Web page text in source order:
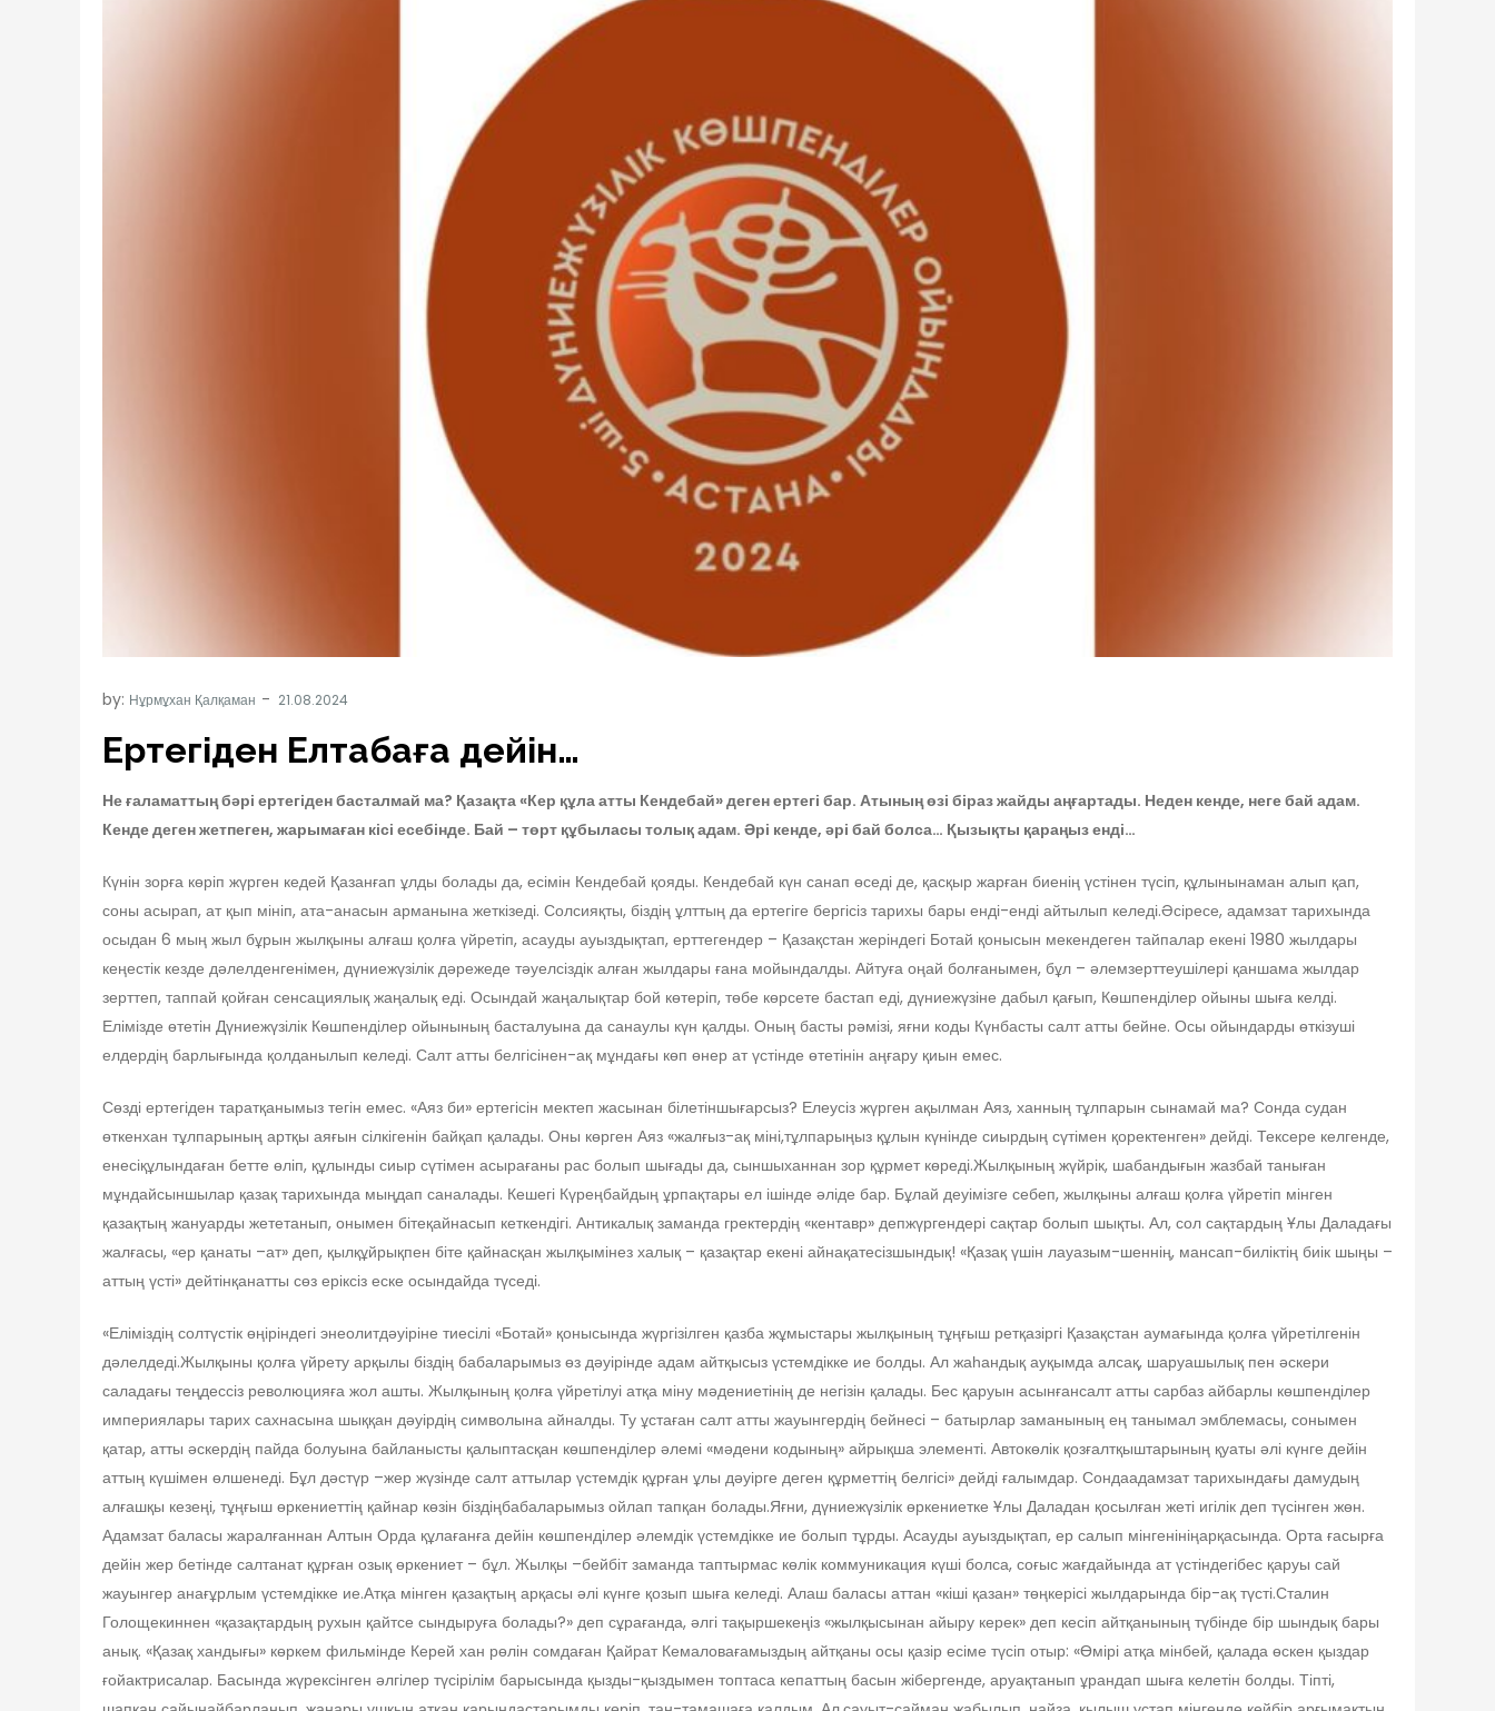
by: Нұрмұхан Қалқаман
Ертегіден Елтаңбаға дейін…
Не ғаламаттың бәрі ертегіден басталмай ма? Қазақта «Кер құла атты Кендебай» деген ертегі бар. Атының өзі біраз жайды аңғартады. Неден кенде, неге бай адам.
Кенде деген жетпеген, жарымаған кісі есебінде. Бай – төрт құбыласы толық адам. Әрі кенде, әрі бай болса… Қызықты қараңыз енді…
Күнін зорға көріп жүрген кедей Қазанғап ұлды болады да, есімін Кендебай қояды. Кендебай күн санап өседі де, қасқыр жарған биенің үстінен түсіп, құлынынаман алып қап,
соны асырап, ат қып мініп, ата-анасын арманына жеткізеді. Солсияқты, біздің ұлттың да ертегіге бергісіз тарихы бары енді-енді айтылып келеді.Әсіресе, адамзат тарихында
осыдан 6 мың жыл бұрын жылқыны алғаш қолға үйретіп, асауды ауыздықтап, ерттегендер – Қазақстан жеріндегі Ботай қонысын мекендеген тайпалар екені 1980 жылдары
кеңестік кезде дәлелденгенімен, дүниежүзілік дәрежеде тәуелсіздік алған жылдары ғана мойындалды. Айтуға оңай болғанымен, бұл – әлемзерттеушілері қаншама жылдар
зерттеп, таппай қойған сенсациялық жаңалық еді. Осындай жаңалықтар бой көтеріп, төбе көрсете бастап еді, дүниежүзіне дабыл қағып, Көшпенділер ойыны шыға келді.
Елімізде өтетін Дүниежүзілік Көшпенділер ойынының басталуына да санаулы күн қалды. Оның басты рәмізі, яғни коды Күнбасты салт атты бейне. Осы ойындарды өткізуші
елдердің барлығында қолданылып келеді. Салт атты белгісінен-ақ мұндағы көп өнер ат үстінде өтетінін аңғару қиын емес.
Сөзді ертегіден таратқанымыз тегін емес. «Аяз би» ертегісін мектеп жасынан білетіншығарсыз? Елеусіз жүрген ақылман Аяз, ханның тұлпарын сынамай ма? Сонда судан
өткенхан тұлпарының артқы аяғын сілкігенін байқап қалады. Оны көрген Аяз «жалғыз-ақ міні,тұлпарыңыз құлын күнінде сиырдың сүтімен қоректенген» дейді. Тексере келгенде,
енесіқұлындаған бетте өліп, құлынды сиыр сүтімен асырағаны рас болып шығады да, сыншыханнан зор құрмет көреді.Жылқының жүйрік, шабандығын жазбай таныған
мұндайсыншылар қазақ тарихында мыңдап саналады. Кешегі Күреңбайдың ұрпақтары ел ішінде әліде бар. Бұлай деуімізге себеп, жылқыны алғаш қолға үйретіп мінген
қазақтың жануарды жететанып, онымен бітеқайнасып кеткендігі. Антикалық заманда гректердің «кентавр» депжүргендері сақтар болып шықты. Ал, сол сақтардың Ұлы Даладағы
жалғасы, «ер қанаты –ат» деп, қылқұйрықпен біте қайнасқан жылқымінез халық – қазақтар екені айнақатесізшындық! «Қазақ үшін лауазым-шеннің, мансап-биліктің биік шыңы –
аттың үсті» дейтінқанатты сөз еріксіз еске осындайда түседі.
«Еліміздің солтүстік өңіріндегі энеолитдәуіріне тиесілі «Ботай» қонысында жүргізілген қазба жұмыстары жылқының тұңғыш ретқазіргі Қазақстан аумағында қолға үйретілгенін
дәлелдеді.Жылқыны қолға үйрету арқылы біздің бабаларымыз өз дәуірінде адам айтқысыз үстемдікке ие болды. Ал жаһандық ауқымда алсақ, шаруашылық пен әскери
саладағы теңдессіз революцияға жол ашты. Жылқының қолға үйретілуі атқа міну мәдениетінің де негізін қалады. Бес қаруын асынғансалт атты сарбаз айбарлы көшпенділер
империялары тарих сахнасына шыққан дәуірдің символына айналды. Ту ұстаған салт атты жауынгердің бейнесі – батырлар заманының ең танымал эмблемасы, сонымен
қатар, атты әскердің пайда болуына байланысты қалыптасқан көшпенділер әлемі «мәдени кодының» айрықша элементі. Автокөлік қозғалтқыштарының қуаты әлі күнге дейін
аттың күшімен өлшенеді. Бұл дәстүр –жер жүзінде салт аттылар үстемдік құрған ұлы дәуірге деген құрметтің белгісі» дейді ғалымдар. Сондаадамзат тарихындағы дамудың
алғашқы кезеңі, тұңғыш өркениеттің қайнар көзін біздіңбабаларымыз ойлап тапқан болады.Яғни, дүниежүзілік өркениетке Ұлы Даладан қосылған жеті игілік деп түсінген жөн.
Адамзат баласы жаралғаннан Алтын Орда құлағанға дейін көшпенділер әлемдік үстемдікке ие болып тұрды. Асауды ауыздықтап, ер салып мінгенініңарқасында. Орта ғасырға
дейін жер бетінде салтанат құрған озық өркениет – бұл. Жылқы –бейбіт заманда таптырмас көлік коммуникация күші болса, соғыс жағдайында ат үстіндегібес қаруы сай
жауынгер анағұрлым үстемдікке ие.Атқа мінген қазақтың арқасы әлі күнге қозып шыға келеді. Алаш баласы аттан «кіші қазан» төңкерісі жылдарында бір-ақ түсті.Сталин
Голощекиннен «қазақтардың рухын қайтсе сындыруға болады?» деп сұрағанда, әлгі тақыршекеңіз «жылқысынан айыру керек» деп кесіп айтқанының түбінде бір шындық бары
анық. «Қазақ хандығы» көркем фильмінде Керей хан рөлін сомдаған Қайрат Кемаловағамыздың айтқаны осы қазір есіме түсіп отыр: «Өмірі атқа мінбей, қалада өскен қыздар
ғойактрисалар. Басында жүрексінген әлгілер түсірілім барысында қызды-қыздымен топтаса кепаттың басын жібергенде, аруақтанып ұрандап шыға келетін болды. Тіпті,